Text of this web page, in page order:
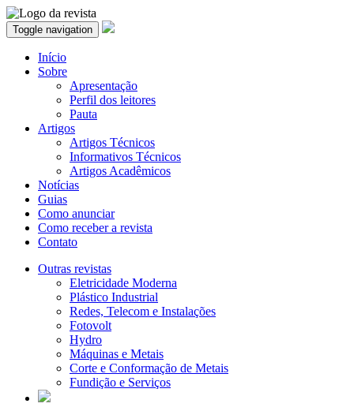
Toggle navigation
Início
Sobre
Apresentação
Perfil dos leitores
Pauta
Artigos
Artigos Técnicos
Informativos Técnicos
Artigos Acadêmicos
Notícias
Guias
Como anunciar
Como receber a revista
Contato
Outras revistas
Eletricidade Moderna
Plástico Industrial
Redes, Telecom e Instalações
Fotovolt
Hydro
Máquinas e Metais
Corte e Conformação de Metais
Fundição e Serviços